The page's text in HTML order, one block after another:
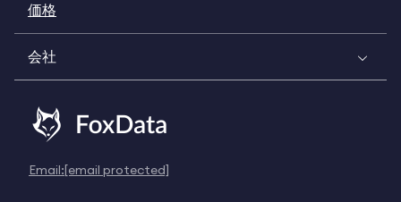
価格
会社
Email:[email protected]